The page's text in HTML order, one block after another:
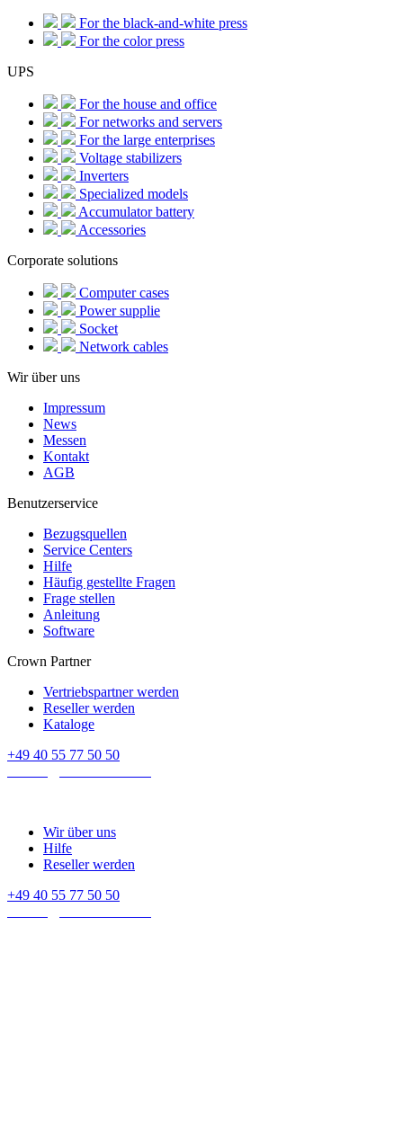
For the black-and-white press
For the color press
UPS
For the house and office
For networks and servers
For the large enterprises
Voltage stabilizers
Inverters
Specialized models
Accumulator battery
Accessories
Corporate solutions
Computer cases
Power supplie
Socket
Network cables
Wir über uns
Impressum
News
Messen
Kontakt
AGB
Benutzerservice
Bezugsquellen
Service Centers
Hilfe
Häufig gestellte Fragen
Frage stellen
Anleitung
Software
Crown Partner
Vertriebspartner werden
Reseller werden
Kataloge
+49 40 55 77 50 50
Wir über uns
Hilfe
Reseller werden
+49 40 55 77 50 50